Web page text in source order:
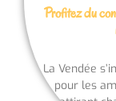
Profitez du
La Vendée
pour les